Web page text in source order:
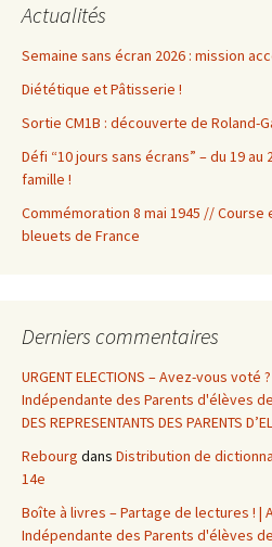
Actualités
Semaine sans écran 2026 : mission
Diététique et Pâtisserie !
Sortie CM1B : découverte de Roland-
Défi “10 jours sans écrans” – du 19
famille !
Commémoration 8 mai 1945 //
bleuets de France
Derniers commentaires
URGENT ELECTIONS – Avez-vous voté
Indépendante des Parents d'élèves
DES REPRESENTANTS DES PARENTS
Rebourg dans Distribution de
14e
Boîte à livres – Partage de lectures ! |
Indépendante des Parents d'élèves